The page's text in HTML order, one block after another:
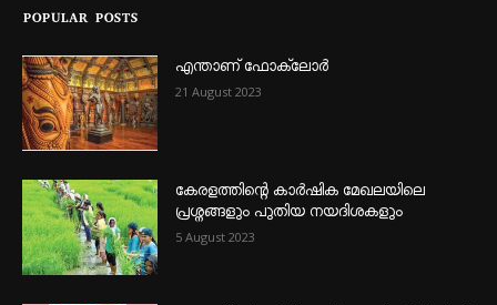
POPULAR POSTS
എന്താണ്‌ ഫോക്‌ലോർ
21 August 2023
കേരളത്തിന്റെ കാർഷിക മേഖലയിലെ
പ്രശ്നങ്ങളും പുതിയ നയദിശകളും
5 August 2023